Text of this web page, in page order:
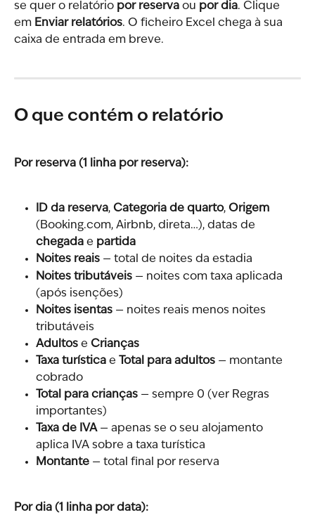
se quer o relatório por reserva ou por dia. Clique
em Enviar relatórios. O ficheiro Excel chega à sua
caixa de entrada em breve.
O que contém o relatório
Por reserva (1 linha por reserva):
ID da reserva, Categoria de quarto, Origem
(Booking.com, Airbnb, direta…), datas de
chegada e partida
Noites reais — total de noites da estadia
Noites tributáveis — noites com taxa aplicada
(após isenções)
Noites isentas — noites reais menos noites
tributáveis
Adultos e Crianças
Taxa turística e Total para adultos — montante
cobrado
Total para crianças — sempre 0 (ver Regras
importantes)
Taxa de IVA — apenas se o seu alojamento
aplica IVA sobre a taxa turística
Montante — total final por reserva
Por dia (1 linha por data):